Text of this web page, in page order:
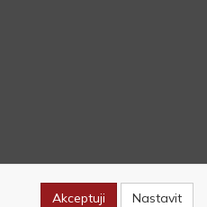
Akceptuji Nastavit